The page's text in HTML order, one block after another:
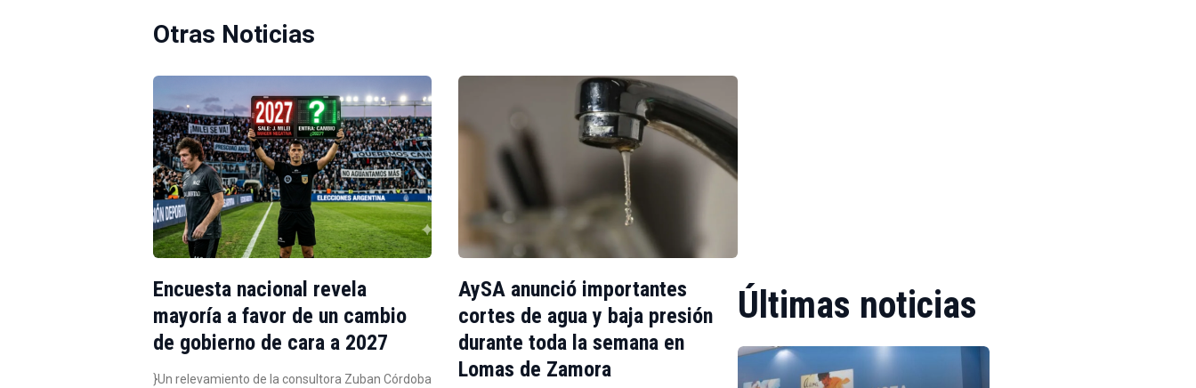
Otras Noticias
Encuesta nacional revela
mayoría a favor de un cambio
de gobierno de cara a 2027
}Un relevamiento de la consultora Zuban Córdoba
AySA anunció importantes
cortes de agua y baja presión
durante toda la semana en
Lomas de Zamora
Últimas noticias